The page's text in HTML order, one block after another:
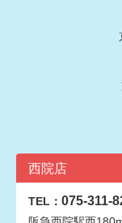
西院店
TEL： 075-311-